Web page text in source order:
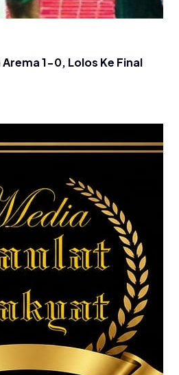
1-0, Lolos Ke Final